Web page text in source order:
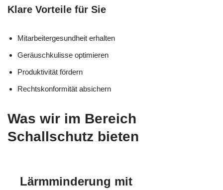
Klare Vorteile für Sie
Mitarbeitergesundheit erhalten
Geräuschkulisse optimieren
Produktivität fördern
Rechtskonformität absichern
Was wir im Bereich
Schallschutz bieten
Lärmminderung mit